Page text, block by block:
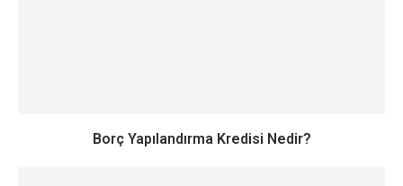
Borç Yapılandırma Kredisi Nedir?